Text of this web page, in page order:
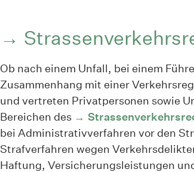
Ob nach einem Unfall, bei einem
Zusammenhang mit einer
und vertreten Privatpersonen sowie
Bereichen des
bei Administrativverfahren vor den
Strafverfahren wegen
Haftung, Versicherungsleistungen